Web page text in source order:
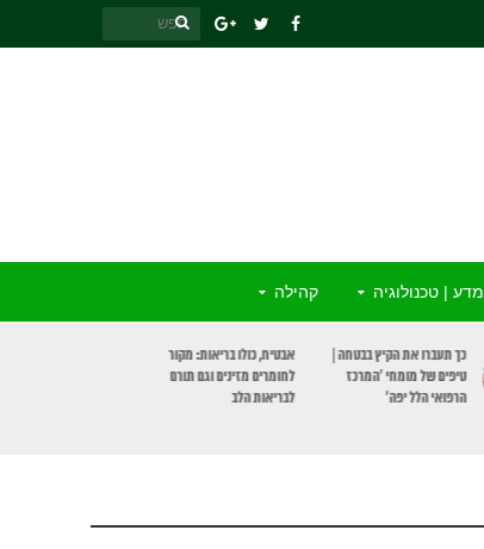
מדע | טכנולוגיה קהילה
כך תעברו את הקיץ בבטחה |
טיפים של מומחי ‘המרכז
הרפואי הלל יפה’
אבטיח, כולו בריאות: מקור
לחומרים מזינים וגם תורם
לבריאות הלב